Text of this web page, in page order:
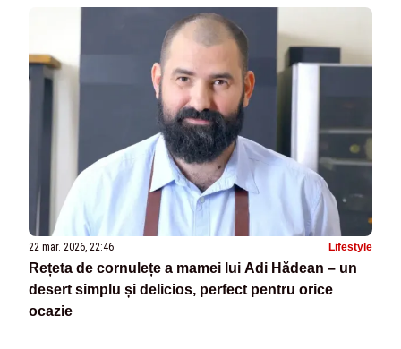
22 mar. 2026, 22:46 Lifestyle
Rețeta de cornulețe a mamei lui Adi Hădean – un
desert simplu și delicios, perfect pentru orice
ocazie